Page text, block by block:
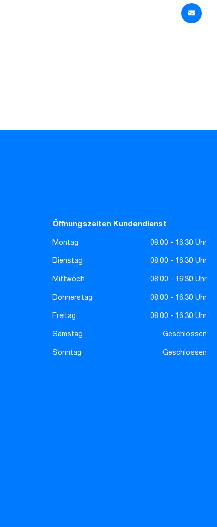
Öffnungszeiten Kundendienst
Montag
08:00 - 16:30 Uhr
Dienstag
08:00 - 16:30 Uhr
Mittwoch
08:00 - 16:30 Uhr
Donnerstag
08:00 - 16:30 Uhr
Freitag
08:00 - 16:30 Uhr
Samstag
Geschlossen
Sonntag
Geschlossen